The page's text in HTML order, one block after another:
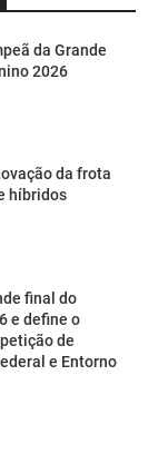
da Grande
2026
da frota
híbridos
final do
e define o
de
e Entorno